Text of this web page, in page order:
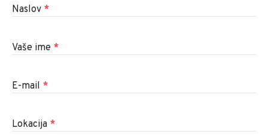
Naslov *
Vaše ime *
E-mail *
Lokacija *